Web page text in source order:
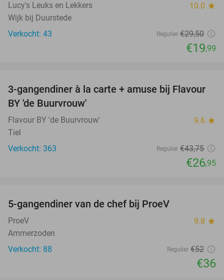
Lucy's Leuks en Lekkers 10.0 star
Wijk bij Duurstede
Verkocht: 43
Regulier €29,50
€19,99
38%
3-gangendiner à la carte + amuse bij Flavour
BY 'de Buurvrouw'
Flavour BY 'de Buurvrouw' 9.6 star
Tiel
Verkocht: 363
Regulier €43,75
€26,95
5-gangendiner van de chef bij ProeV
ProeV 9.8 star
Ammerzoden
Verkocht: 88
Regulier €52
€36